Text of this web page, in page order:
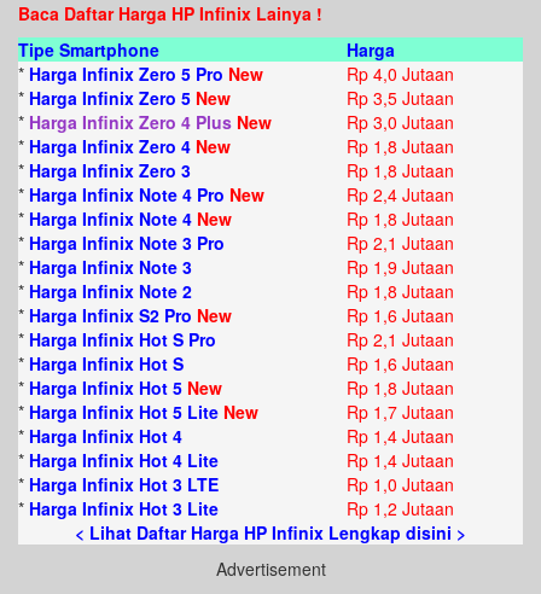
Baca Daftar Harga HP Infinix Lainya !
Tipe Smartphone
Harga
* Harga Infinix Zero 5 Pro New
Rp 4,0 Jutaan
* Harga Infinix Zero 5 New
Rp 3,5 Jutaan
* Harga Infinix Zero 4 Plus New
Rp 3,0 Jutaan
* Harga Infinix Zero 4 New
Rp 1,8 Jutaan
* Harga Infinix Zero 3
Rp 1,8 Jutaan
* Harga Infinix Note 4 Pro New
Rp 2,4 Jutaan
* Harga Infinix Note 4 New
Rp 1,8 Jutaan
* Harga Infinix Note 3 Pro
Rp 2,1 Jutaan
* Harga Infinix Note 3
Rp 1,9 Jutaan
* Harga Infinix Note 2
Rp 1,8 Jutaan
* Harga Infinix S2 Pro New
Rp 1,6 Jutaan
* Harga Infinix Hot S Pro
Rp 2,1 Jutaan
* Harga Infinix Hot S
Rp 1,6 Jutaan
* Harga Infinix Hot 5 New
Rp 1,8 Jutaan
* Harga Infinix Hot 5 Lite New
Rp 1,7 Jutaan
* Harga Infinix Hot 4
Rp 1,4 Jutaan
* Harga Infinix Hot 4 Lite
Rp 1,4 Jutaan
* Harga Infinix Hot 3 LTE
Rp 1,0 Jutaan
* Harga Infinix Hot 3 Lite
Rp 1,2 Jutaan
< Lihat Daftar Harga HP Infinix Lengkap disini >
Advertisement